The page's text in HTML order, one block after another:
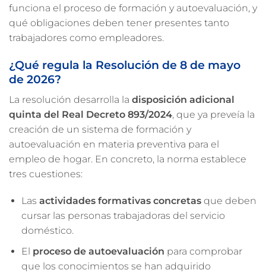
funciona el proceso de formación y autoevaluación, y
qué obligaciones deben tener presentes tanto
trabajadores como empleadores.
¿Qué regula la Resolución de 8 de mayo
de 2026?
La resolución desarrolla la disposición adicional
quinta del Real Decreto 893/2024, que ya preveía la
creación de un sistema de formación y
autoevaluación en materia preventiva para el
empleo de hogar. En concreto, la norma establece
tres cuestiones:
Las actividades formativas concretasque deben
cursar las personas trabajadoras del servicio
doméstico.
El proceso de autoevaluación para comprobar
que los conocimientos se han adquirido